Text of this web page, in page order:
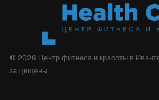
© 2026 Центр фитнеса и красоты в
защищены.